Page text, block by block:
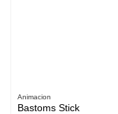
Animacion
Bastoms Stick